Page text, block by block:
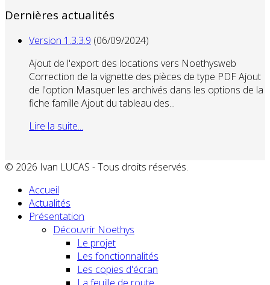
Dernières actualités
Version 1.3.3.9 (06/09/2024)
Ajout de l'export des locations vers Noethysweb
Correction de la vignette des pièces de type PDF Ajout
de l'option Masquer les archivés dans les options de la
fiche famille Ajout du tableau des...
Lire la suite...
© 2026 Ivan LUCAS - Tous droits réservés.
Accueil
Actualités
Présentation
Découvrir Noethys
Le projet
Les fonctionnalités
Les copies d'écran